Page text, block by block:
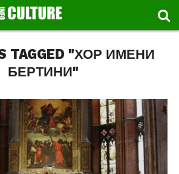
TAGGED "ХОР ИМЕНИ
БЕРТИНИ"